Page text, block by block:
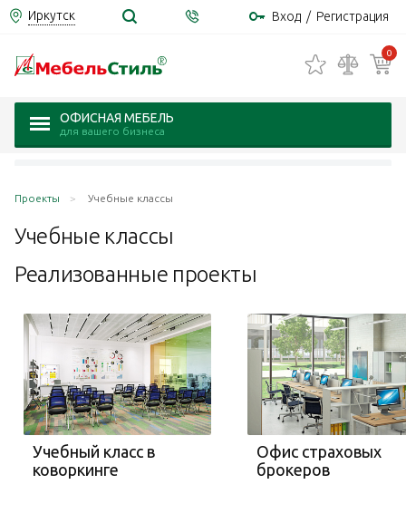
Иркутск Вход / Регистрация
0
ОФИСНАЯ МЕБЕЛЬ
для вашего бизнеса
Проекты Учебные классы
Учебные классы
Реализованные проекты
Учебный класс в
коворкинге
Офис страховых
брокеров